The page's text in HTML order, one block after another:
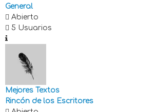
General
Abierto
5 Usuarios
Mejores Textos
Rincón de los Escritores